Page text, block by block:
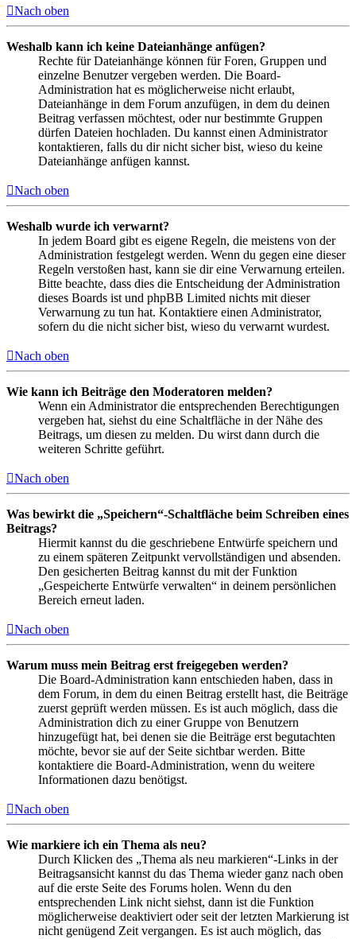
Nach oben
Weshalb kann ich keine Dateianhänge anfügen?
Rechte für Dateianhänge können für Foren, Gruppen und
einzelne Benutzer vergeben werden. Die Board-
Administration hat es möglicherweise nicht erlaubt,
Dateianhänge in dem Forum anzufügen, in dem du deinen
Beitrag verfassen möchtest, oder nur bestimmte Gruppen
dürfen Dateien hochladen. Du kannst einen Administrator
kontaktieren, falls du dir nicht sicher bist, wieso du keine
Dateianhänge anfügen kannst.
Nach oben
Weshalb wurde ich verwarnt?
In jedem Board gibt es eigene Regeln, die meistens von der
Administration festgelegt werden. Wenn du gegen eine dieser
Regeln verstoßen hast, kann sie dir eine Verwarnung erteilen.
Bitte beachte, dass dies die Entscheidung der Administration
dieses Boards ist und phpBB Limited nichts mit dieser
Verwarnung zu tun hat. Kontaktiere einen Administrator,
sofern du die nicht sicher bist, wieso du verwarnt wurdest.
Nach oben
Wie kann ich Beiträge den Moderatoren melden?
Wenn ein Administrator die entsprechenden Berechtigungen
vergeben hat, siehst du eine Schaltfläche in der Nähe des
Beitrags, um diesen zu melden. Du wirst dann durch die
weiteren Schritte geführt.
Nach oben
Was bewirkt die „Speichern“-Schaltfläche beim Schreiben eines
Beitrags?
Hiermit kannst du die geschriebene Entwürfe speichern und
zu einem späteren Zeitpunkt vervollständigen und absenden.
Den gesicherten Beitrag kannst du mit der Funktion
„Gespeicherte Entwürfe verwalten“ in deinem persönlichen
Bereich erneut laden.
Nach oben
Warum muss mein Beitrag erst freigegeben werden?
Die Board-Administration kann entschieden haben, dass in
dem Forum, in dem du einen Beitrag erstellt hast, die Beiträge
zuerst geprüft werden müssen. Es ist auch möglich, dass die
Administration dich zu einer Gruppe von Benutzern
hinzugefügt hat, bei denen sie die Beiträge erst begutachten
möchte, bevor sie auf der Seite sichtbar werden. Bitte
kontaktiere die Board-Administration, wenn du weitere
Informationen dazu benötigst.
Nach oben
Wie markiere ich ein Thema als neu?
Durch Klicken des „Thema als neu markieren“-Links in der
Beitragsansicht kannst du das Thema wieder ganz nach oben
auf die erste Seite des Forums holen. Wenn du den
entsprechenden Link nicht siehst, dann ist die Funktion
möglicherweise deaktiviert oder seit der letzten Markierung ist
nicht genügend Zeit vergangen. Es ist auch möglich, das